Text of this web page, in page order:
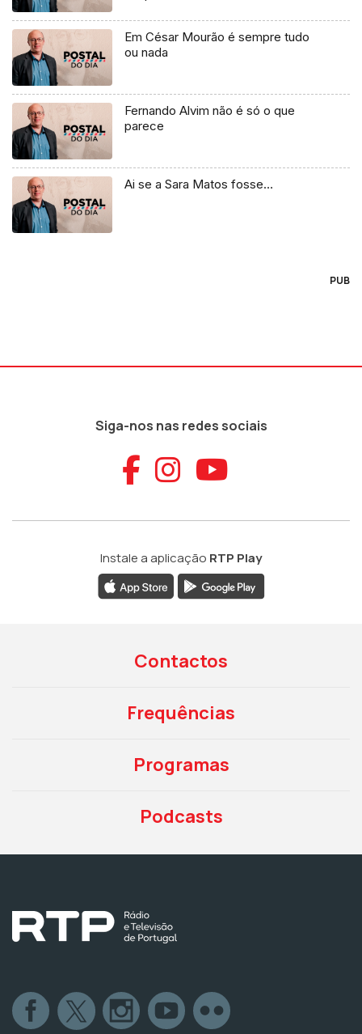
Em César Mourão é sempre tudo
ou nada
Fernando Alvim não é só o que
parece
Ai se a Sara Matos fosse…
PUB
Siga-nos nas redes sociais
Aceder ao
Aceder ao
Aceder
Instale a aplicação RTP Play
Contactos
Frequências
Programas
Podcasts